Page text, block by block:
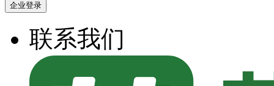
企业登录
联系我们